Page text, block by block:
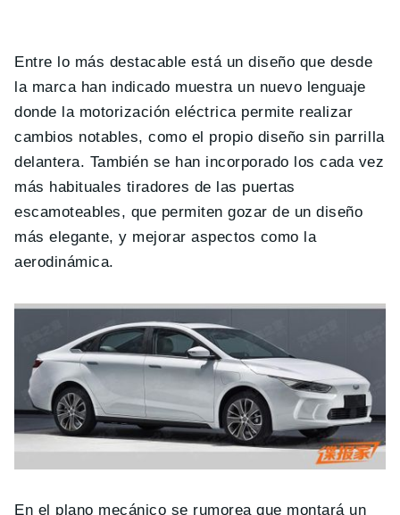
Entre lo más destacable está un diseño que desde
la marca han indicado muestra un nuevo lenguaje
donde la motorización eléctrica permite realizar
cambios notables, como el propio diseño sin parrilla
delantera. También se han incorporado los cada vez
más habituales tiradores de las puertas
escamoteables, que permiten gozar de un diseño
más elegante, y mejorar aspectos como la
aerodinámica.
En el plano mecánico se rumorea que montará un